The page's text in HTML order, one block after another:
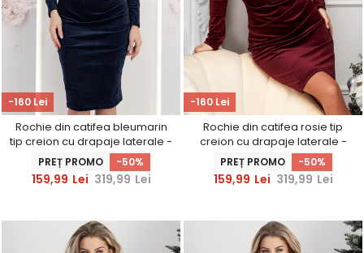
-160 Lei
Rochie din catifea bleumarin
tip creion cu drapaje laterale -
StarShinerS
PREȚ PROMO -50%
159,99 Lei 319,99 Lei
-160 Lei
Rochie din catifea rosie tip
creion cu drapaje laterale -
StarShinerS
PREȚ PROMO -50%
159,99 Lei 319,99 Lei